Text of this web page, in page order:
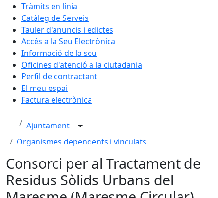
Tràmits en línia
Catàleg de Serveis
Tauler d'anuncis i edictes
Accés a la Seu Electrònica
Informació de la seu
Oficines d'atenció a la ciutadania
Perfil de contractant
El meu espai
Factura electrònica
Ajuntament
Organismes dependents i vinculats
Consorci per al Tractament de
Residus Sòlids Urbans del